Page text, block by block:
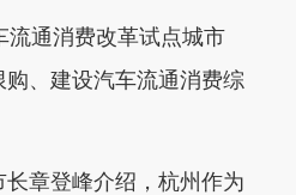
通消费改革试点城市
、建设汽车流通消费综
章登峰介绍，杭州作为